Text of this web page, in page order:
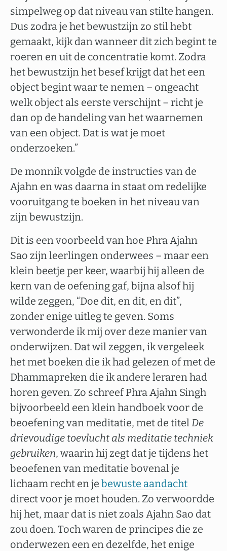
simpelweg op dat niveau van stilte hangen.
Dus zodra je het bewustzijn zo stil hebt
gemaakt, kijk dan wanneer dit zich begint te
roeren en uit de concentratie komt. Zodra
het bewustzijn het besef krijgt dat het een
object begint waar te nemen – ongeacht
welk object als eerste verschijnt – richt je
dan op de handeling van het waarnemen
van een object. Dat is wat je moet
onderzoeken.”
De monnik volgde de instructies van de
Ajahn en was daarna in staat om redelijke
vooruitgang te boeken in het niveau van
zijn bewustzijn.
Dit is een voorbeeld van hoe Phra Ajahn
Sao zijn leerlingen onderwees – maar een
klein beetje per keer, waarbij hij alleen de
kern van de oefening gaf, bijna alsof hij
wilde zeggen, “Doe dit, en dit, en dit”,
zonder enige uitleg te geven. Soms
verwonderde ik mij over deze manier van
onderwijzen. Dat wil zeggen, ik vergeleek
het met boeken die ik had gelezen of met de
Dhammapreken die ik andere leraren had
horen geven. Zo schreef Phra Ajahn Singh
bijvoorbeeld een klein handboek voor de
beoefening van meditatie, met de titelDe
drievoudige toevlucht als meditatie techniek
gebruiken, waarin hij zegt dat je tijdens het
beoefenen van meditatie bovenal je
lichaam recht en je bewuste aandacht
direct voor je moet houden. Zo verwoordde
hij het, maar dat is niet zoals Ajahn Sao dat
zou doen. Toch waren de principes die ze
onderwezen een en dezelfde, het enige